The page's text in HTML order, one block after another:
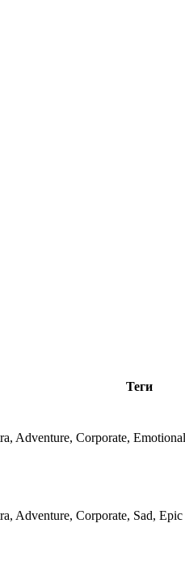
Теги
Adventure, Corporate,
Adventure, Corporate, Sad, Epic